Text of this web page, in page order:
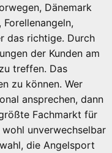
Dänemark
das richtige. Durch
der Kunden am
treffen. Das
zu können. Wer
ansprechen, dann
Fachmarkt für
unverwechselbar
die Angelsport